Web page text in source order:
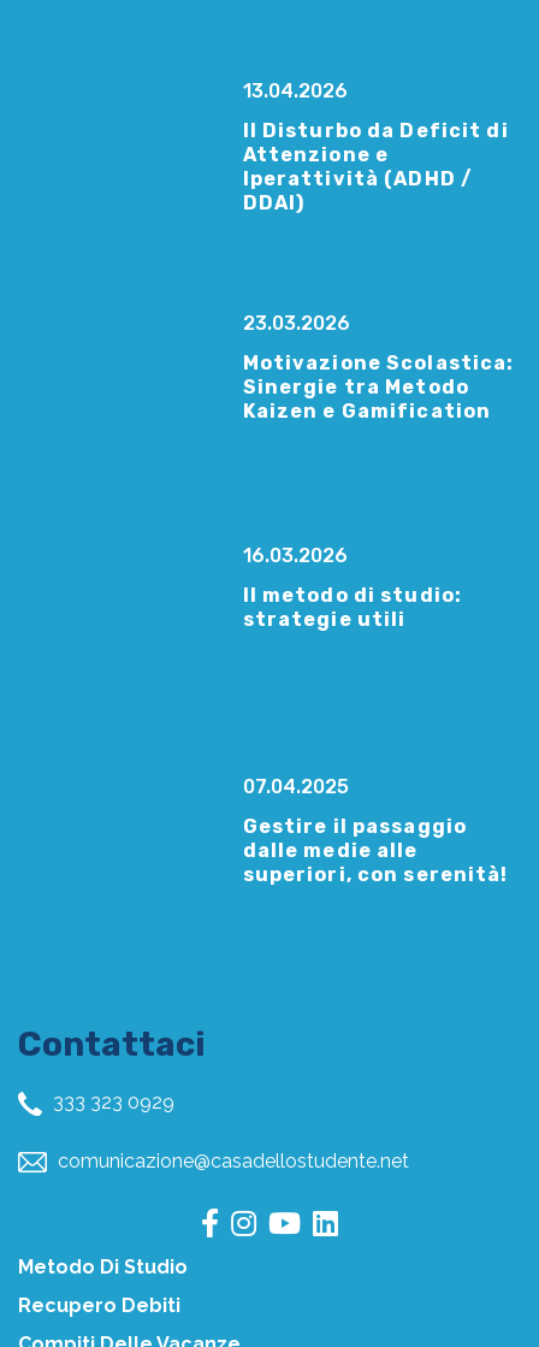
13.04.2026
Il Disturbo da Deficit di
Attenzione e
Iperattività (ADHD /
DDAI)
23.03.2026
Motivazione Scolastica:
Sinergie tra Metodo
Kaizen e Gamification
16.03.2026
Il metodo di studio:
strategie utili
07.04.2025
Gestire il passaggio
dalle medie alle
superiori, con serenità!
Contattaci
333 323 0929
comunicazione@casadellostudente.net
Metodo Di Studio
Recupero Debiti